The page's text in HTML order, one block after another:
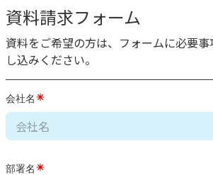
資料請求フォーム
資料をご希望の方は、フォームに必要
し込みください。
会社名
部署名